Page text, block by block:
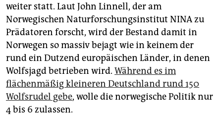
weiter statt. Laut John Linnell, der am
Norwegischen Naturforschungsinstitut NINA zu
Prädatoren forscht, wird der Bestand damit in
Norwegen so massiv bejagt wie in keinem der
rund ein Dutzend europäischen Länder, in denen
Wolfsjagd betrieben wird. Während es im
flächenmäßig kleineren Deutschland rund 150
Wolfsrudel gebe, wolle die norwegische Politik nur
4 bis 6 zulassen.